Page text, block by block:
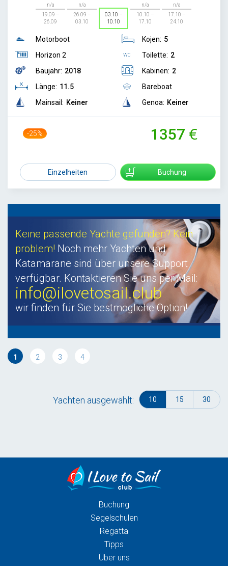
n/a
19.09 –
26.09
n/a
26.09 –
03.10
03.10 –
10.10
n/a
10.10 –
17.10
n/a
17.10 –
24.10
Motorboot
Horizon 2
Baujahr: 2018
Länge: 11.5
Mainsail: Keiner
Kojen: 5
Toilette: 2
Kabinen: 2
Bareboat
Genoa: Keiner
-25% 1357
Einzelheiten Buchung
Keine passende Yachte gefunden? Kein
problem! Noch mehr Yachten und
Katamarane sind über unsere Support
verfügbar. Kontaktieren Sie uns per Mail:
info@ilovetosail.club
wir finden für Sie bestmögliche Option!
1 2 3 4
Yachten ausgewählt: 10 15 30
Buchung
Segelschulen
Regatta
Tipps
Über uns